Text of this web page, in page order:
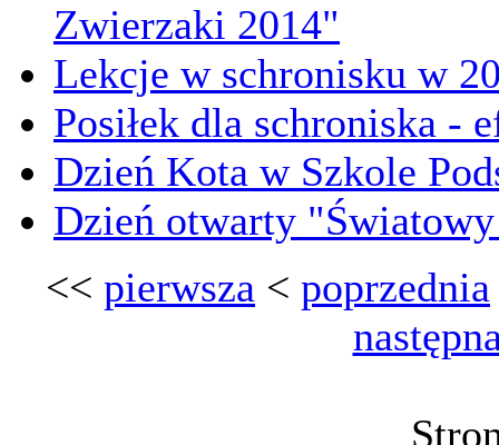
Zwierzaki 2014"
Lekcje w schronisku w
Posiłek dla schroniska -
Dzień Kota w Szkole
Dzień otwarty
<< pierwsza < poprzednia